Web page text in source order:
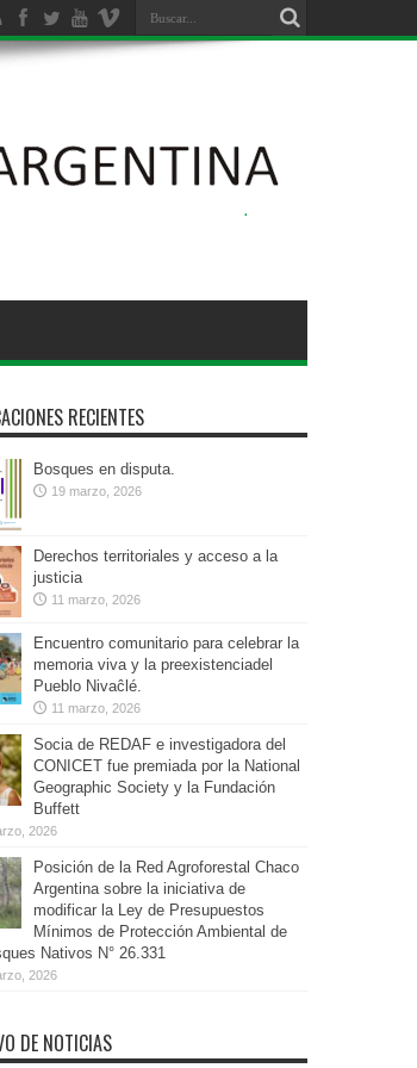
Bosques Nativos N° 26.331
RECIENTES
Bosques en disputa.
19 marzo, 2026
Derechos territoriales y acceso a la
justicia
11 marzo, 2026
Encuentro comunitario para celebrar la
memoria viva y la preexistenciadel
Pueblo Nivaĉlé.
11 marzo, 2026
Socia de REDAF e investigadora del
CONICET fue premiada por la National
Geographic Society y la Fundación
Buffett
2026
Posición de la Red Agroforestal Chaco
Argentina sobre la iniciativa de
modificar la Ley de Presupuestos
Mínimos de Protección Ambiental de
Nativos N° 26.331
2026
DE NOTICIAS